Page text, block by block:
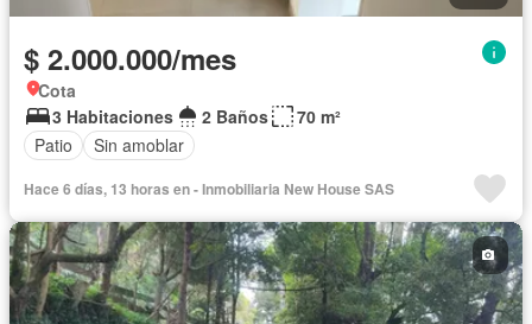
$ 2.000.000/mes
Cota
3 Habitaciones
2 Baños
70 m²
Patio
Sin amoblar
Hace 6 días, 13 horas en - Inmobiliaria New House SAS